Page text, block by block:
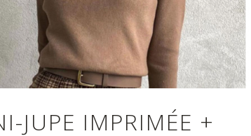
JUPE IMPRIMÉE +